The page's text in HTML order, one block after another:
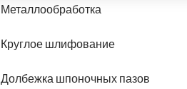
Металлообработка
Круглое шлифование
Долбежка шпоночных пазов